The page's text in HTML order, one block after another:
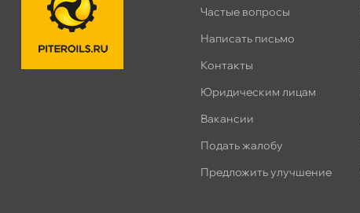
Частые вопросы
Написать письмо
Контакты
Юридическим лицам
акансии
Подать жалобу
Предложить улучшение